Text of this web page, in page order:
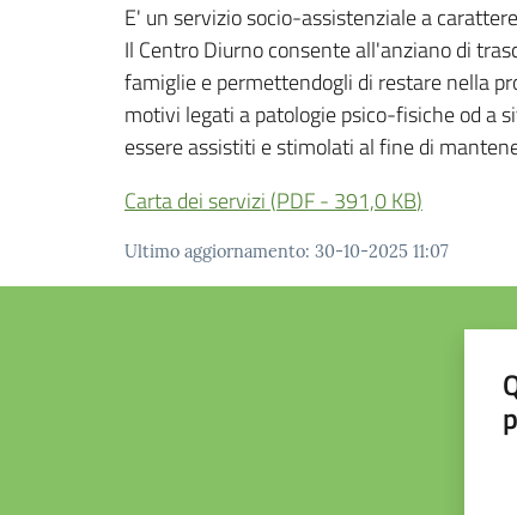
E' un servizio socio-assistenziale a
Il Centro Diurno consente all'anziano di
famiglie e permettendogli di restare nella
motivi legati a patologie psico-fisiche od a
essere assistiti e stimolati al fine di
Carta dei servizi (PDF- 391,0 KB)
Ultimo aggiornamento: 30-10-2025 11:07